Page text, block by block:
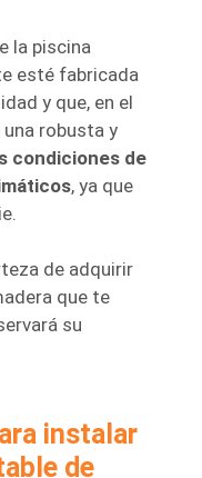
la piscina
esté fabricada
y que, en el
robusta y
condiciones de
, ya que
de adquirir
que te
su
instalar
de